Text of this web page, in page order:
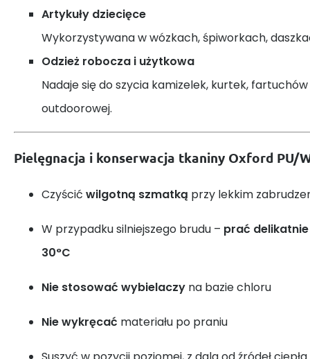
Artykuły dziecięce
Wykorzystywana w wózkach, śpiworkach,
Odzież robocza i użytkowa
Nadaje się do szycia kamizelek, kurtek,
outdoorowej.
Pielęgnacja i konserwacja tkaniny Oxford PU/
Czyścić wilgotną szmatką przy lekkim
W przypadku silniejszego brudu – prać
30°C
Nie stosować wybielaczy na bazie chloru
Nie wykręcać materiału po praniu